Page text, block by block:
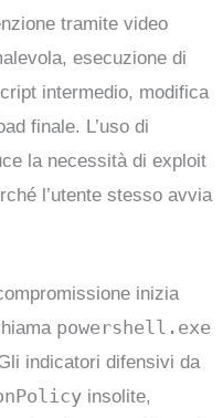
tramite video
esecuzione di
intermedio, modifica
finale. L’uso di
la necessità di exploit
l’utente stesso avvia
inizia
powershell.exe
indicatori difensivi da
insolite,